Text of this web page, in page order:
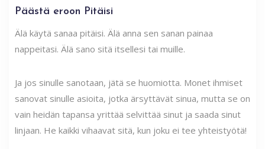
Päästä eroon Pitäisi
Älä käytä sanaa pitäisi. Älä anna sen sanan painaa
nappeitasi. Älä sano sitä itsellesi tai muille.
Ja jos sinulle sanotaan, jätä se huomiotta. Monet ihmiset
sanovat sinulle asioita, jotka ärsyttävät sinua, mutta se on
vain heidän tapansa yrittää selvittää sinut ja saada sinut
linjaan. He kaikki vihaavat sitä, kun joku ei tee yhteistyötä!